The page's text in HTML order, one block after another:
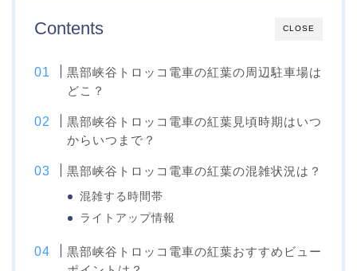
CLOSE
Contents
黒部峡谷トロッコ電車の紅葉の周辺駐車場は
どこ？
黒部峡谷トロッコ電車の紅葉見頃時期はいつ
からいつまで？
黒部峡谷トロッコ電車の紅葉の混雑状況は？
混雑する時間帯
ライトアップ情報
黒部峡谷トロッコ電車の紅葉おすすめビュー